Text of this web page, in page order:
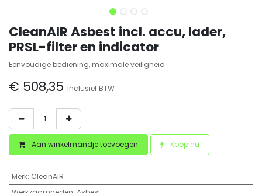
CleanAIR Asbest incl. accu, lader,
PRSL-filter en indicator
Eenvoudige bediening, maximale veiligheid
€ 508,35 Inclusief BTW
Aan winkelmandje toevoegen Koop nu
Merk: CleanAIR